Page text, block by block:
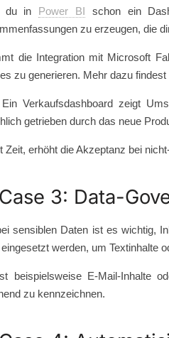
du in Power BI schon ein
zu erzeugen, die
die Integration mit Microsoft
zu generieren. Mehr dazu
Ein Verkaufsdashboard zeigt
getrieben durch das neue
Zeit, erhöht die Akzeptanz bei
3: Data-
sensiblen Daten ist es wichtig,
werden, um Textinhalte
beispielsweise E-Mail-Inhalte
zu kennzeichnen.